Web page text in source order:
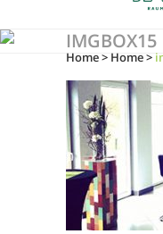
IMGBOX15
Home> Home>